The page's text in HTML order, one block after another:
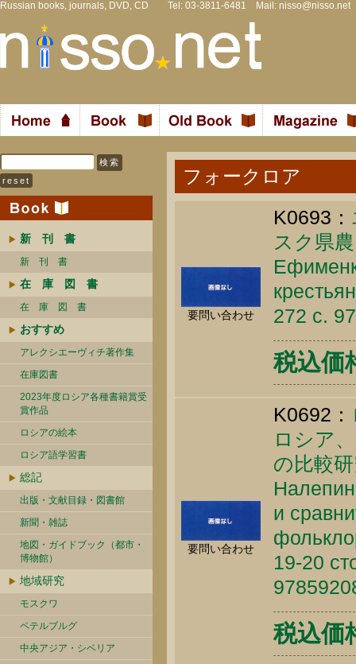
Russian books, journals, DVD, CD Tel: 03-3811-6481 Mail: nisso@nisso.net
新 刊 書
新 刊 書
在 庫 図 書
在 庫 図 書
おすすめ
アレクシエーヴィチ著作集
在庫図書
2023年度ロシア各種書籍賞受
賞作品
ロシアの絵本
ロシア語学習書
総記
出版・文献目録・図書館
新聞・雑誌
地図・ガイドブック（都市・
博物館）
地域研究
モスクワ
ペテルブルグ
中央アジア・シベリア
フォークロア
要問い合わせ
K0693：
スク県
272 c.
税込価
要問い合わせ
K0692：
ロシア
の比較
и
19-20
税込価